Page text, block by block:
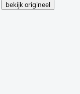
bekijk origineel